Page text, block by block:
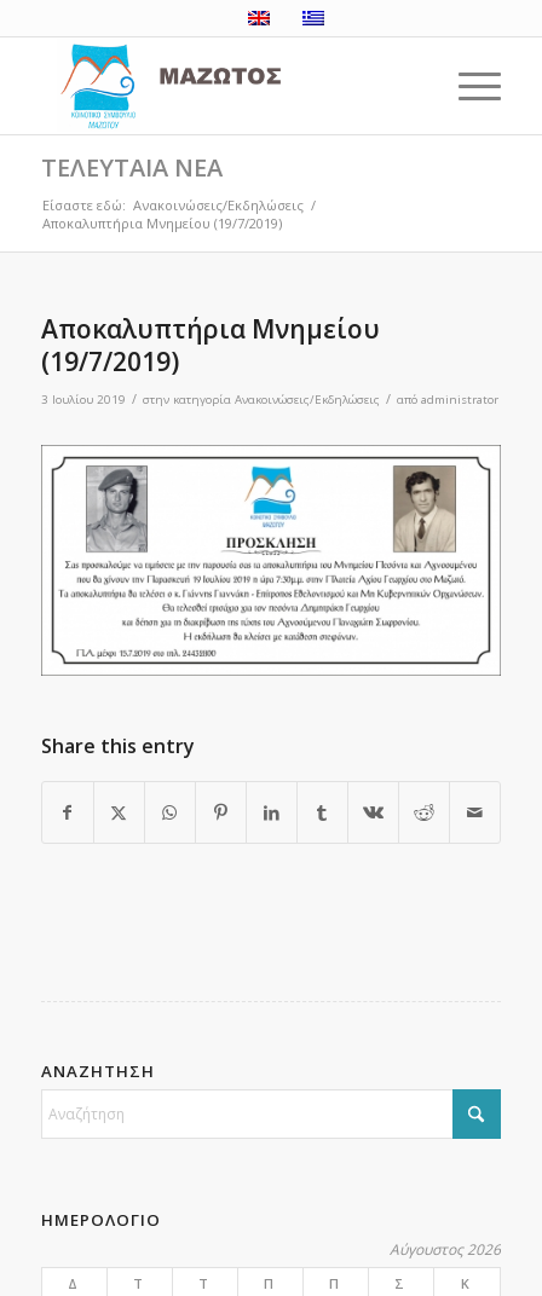
ΤΕΛΕΥΤΑΙΑ ΝΕΑ
Είσαστε εδώ: Ανακοινώσεις/Εκδηλώσεις /
Αποκαλυπτήρια Μνημείου (19/7/2019)
Αποκαλυπτήρια Μνημείου
(19/7/2019)
3 Ιουλίου 2019 / στην κατηγορία Ανακοινώσεις/Εκδηλώσεις / από administrator
Share this entry
ΑΝΑΖΗΤΗΣΗ
ΗΜΕΡΟΛΟΓΙΟ
Αύγουστος 2026
Δ Τ Τ Π Π Σ
Κ